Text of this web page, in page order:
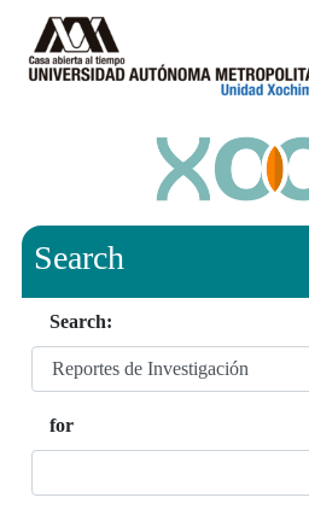
Search
Search:
for